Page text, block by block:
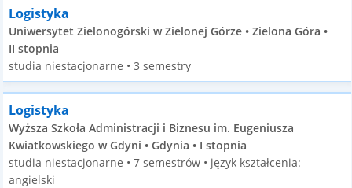
Logistyka
Uniwersytet Zielonogórski w Zielonej Górze • Zielona Góra •
II stopnia
studia niestacjonarne • 3 semestry
Logistyka
Wyższa Szkoła Administracji i Biznesu im. Eugeniusza
Kwiatkowskiego w Gdyni • Gdynia • I stopnia
studia niestacjonarne • 7 semestrów • język kształcenia:
angielski